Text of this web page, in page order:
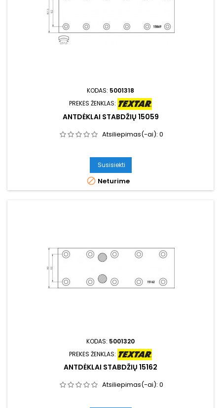
KODAS: 5001318
PREKĖS ŽENKLAS:
ANTDĖKLAI STABDŽIŲ 15059
Atsiliepimas(-ai): 0
Susisiekti
 Neturime
KODAS: 5001320
PREKĖS ŽENKLAS:
ANTDĖKLAI STABDŽIŲ 15162
Atsiliepimas(-ai): 0